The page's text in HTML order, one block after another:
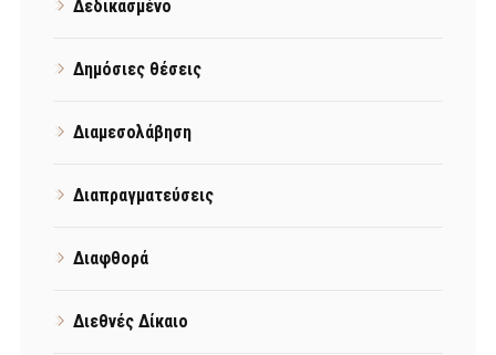
Δεδικασμένο
Δημόσιες θέσεις
Διαμεσολάβηση
Διαπραγματεύσεις
Διαφθορά
Διεθνές Δίκαιο